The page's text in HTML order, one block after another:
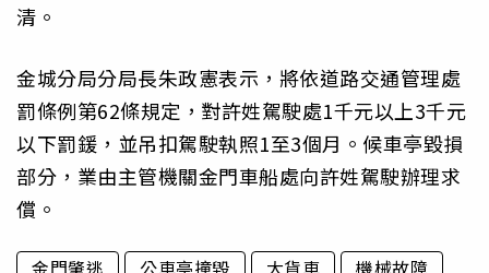
清。
金城分局分局長朱政憲表示，將依道路交通管理處
罰條例第62條規定，對許姓駕駛處1千元以上3千元
以下罰鍰，並吊扣駕駛執照1至3個月。候車亭毀損
部分，業由主管機關金門車船處向許姓駕駛辦理求
償。
金門肇逃 公車亭撞毀 大貨車 機械故障